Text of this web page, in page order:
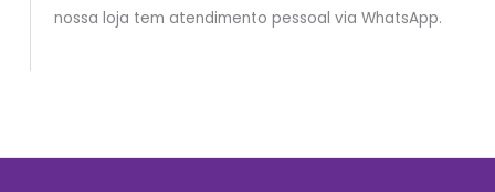
nossa loja tem atendimento pessoal via WhatsApp.